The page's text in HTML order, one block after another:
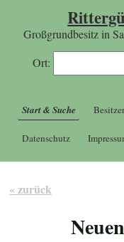
Großgrundbesitz in
Ort:
Start & Suche
Datenschutz
« zurück